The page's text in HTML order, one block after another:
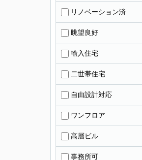
リノベーション済
眺望良好
輸入住宅
二世帯住宅
自由設計対応
ワンフロア
高層ビル
事務所可